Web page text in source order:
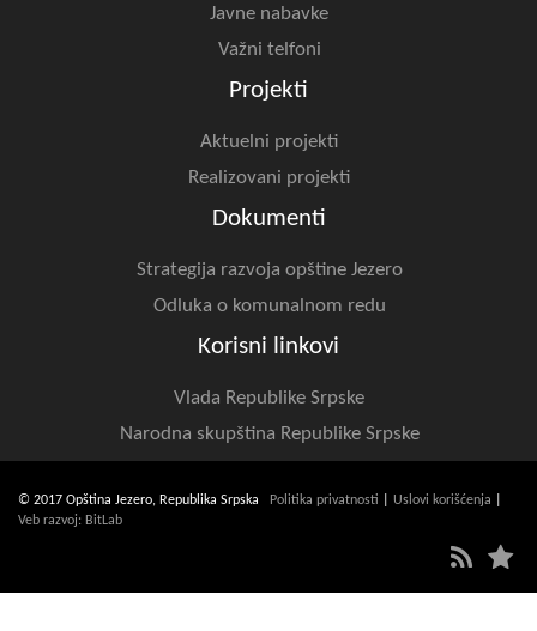
Javne nabavke
Važni telfoni
Projekti
Aktuelni projekti
Realizovani projekti
Dokumenti
Strategija razvoja opštine Jezero
Odluka o komunalnom redu
Korisni linkovi
Vlada Republike Srpske
Narodna skupština Republike Srpske
© 2017 Opština Jezero, Republika Srpska Politika privatnosti Uslovi korišćenja
Veb razvoj: BitLab